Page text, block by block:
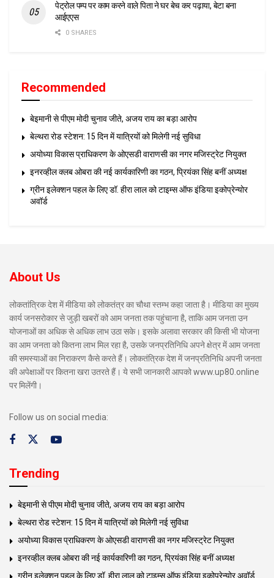
पेट्रोल पम्प पर काम करने वाले पिता ने घर बेच कर पढ़ाया, बेटा बना
आईएएस
0 SHARES
Recommended
बेइमानी से पीएम मोदी चुनाव जीते, अजय राय का बड़ा आरोप
बेल्थरा रोड स्टेशन: 15 दिन में यात्रियों को मिलेगी नई सुविधा
अयोध्या विकास प्राधिकरण के ओएसडी वाराणसी का नगर मजिस्ट्रेट नियुक्त
इनरव्हील क्लब ओबरा की नई कार्यकारिणी का गठन, प्रियंका सिंह बनीं अध्यक्ष
ग्रीन इलेक्शन पहल के लिए डॉ. हीरा लाल को टाइम्स ऑफ इंडिया इकोप्रेन्योर
अवॉर्ड
About Us
लोकतांत्रिक देश में मीडिया को लोकतंत्र का चौथा स्तम्भ कहा जाता है। मीडिया का मुख्य
कार्य जनसरोकार से जुड़ी खबरों को आम जनता तक पहुंचाना है, ताकि आम जनता उन
योजनाओं का अधिक से अधिक लाभ उठा सके। इसके अलावा सरकार की किसी भी योजना
का आम जनता को कितना लाभ मिल रहा है, उसके जनप्रतिनिधि अपने क्षेत्र में आम जनता
की समस्याओं का निराकरण कैसे करते हैं। लोकतंत्रिक देश में जनप्रतिनिधि अपनी जनता
की अपेक्षाओं पर कितना खरा उतरते हैं। ये सभी जानकारी आपको www.up80.online
पर मिलेंगी।
Follow us on social media:
Trending
बेइमानी से पीएम मोदी चुनाव जीते, अजय राय का बड़ा आरोप
बेल्थरा रोड स्टेशन: 15 दिन में यात्रियों को मिलेगी नई सुविधा
अयोध्या विकास प्राधिकरण के ओएसडी वाराणसी का नगर मजिस्ट्रेट नियुक्त
इनरव्हील क्लब ओबरा की नई कार्यकारिणी का गठन, प्रियंका सिंह बनीं अध्यक्ष
ग्रीन इलेक्शन पहल के लिए डॉ. हीरा लाल को टाइम्स ऑफ इंडिया इकोप्रेन्योर अवॉर्ड